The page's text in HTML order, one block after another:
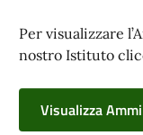
Per visualizzare
nostro Istituto
Visualizza